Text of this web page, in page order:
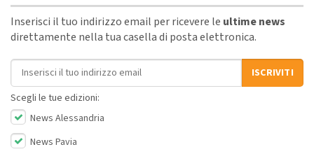
Inserisci il tuo indirizzo email per ricevere le ultime news
direttamente nella tua casella di posta elettronica.
Indirizzo email
ISCRIVITI
Scegli le tue edizioni:
News Alessandria
News Pavia